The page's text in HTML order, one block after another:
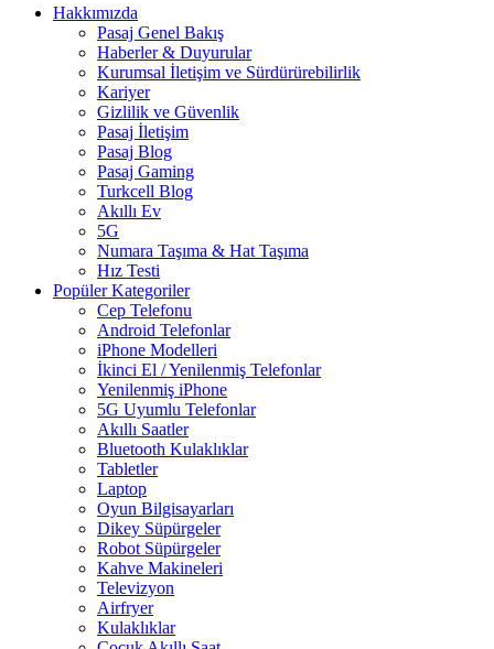
Hakkımızda
Pasaj Genel Bakış
Haberler & Duyurular
Kurumsal İletişim ve Sürdürürebilirlik
Kariyer
Gizlilik ve Güvenlik
Pasaj İletişim
Pasaj Blog
Pasaj Gaming
Turkcell Blog
Akıllı Ev
5G
Numara Taşıma & Hat Taşıma
Hız Testi
Popüler Kategoriler
Cep Telefonu
Android Telefonlar
iPhone Modelleri
İkinci El / Yenilenmiş Telefonlar
Yenilenmiş iPhone
5G Uyumlu Telefonlar
Akıllı Saatler
Bluetooth Kulaklıklar
Tabletler
Laptop
Oyun Bilgisayarları
Dikey Süpürgeler
Robot Süpürgeler
Kahve Makineleri
Televizyon
Airfryer
Kulaklıklar